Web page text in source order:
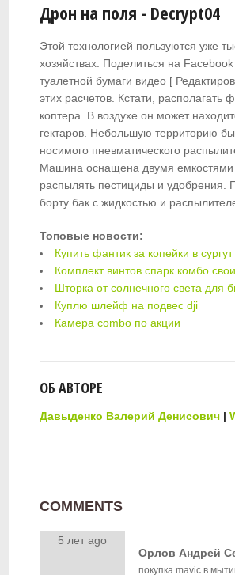
Дрон на поля - Decrypt04
Этой технологией пользуются уже
хозяйствах. Поделиться на
туалетной бумаги видео [
этих расчетов. Кстати, располагать
коптера. В воздухе он может
гектаров. Небольшую территорию
носимого пневматического
Машина оснащена двумя
распылять пестициды и удобрения.
борту бак с жидкостью и
Топовые новости:
Купить фантик за копейки в сургут
Комплект винтов спарк комбо
Шторка от солнечного света для
Куплю шлейф на подвес dji
Камера combo по акции
ОБ АВТОРЕ
Давыденко Валерий Денисович |
COMMENTS
5 лет ago
Орлов Андрей
покупка mavic в